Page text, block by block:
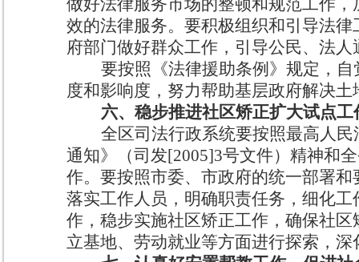
做好法律服务市场的整顿和规范工作
效的法律服务。要积极组织和引导法
府部门做好群众工作，引导公民、法
要按照《法律援助条例》规定，
度和影响度，努力帮助基层政府解决
六、稳步推进社区矫正扩大试点
全区司法行政系统要按照最高人
通知》（司发[2005]3号文件）精神和
作。要按照市委、市政府的统一部署
落实工作人员，明确职责任务，细化
作，稳步实施社区矫正工作，确保社
立基地、劳动就业等方面进行探索，